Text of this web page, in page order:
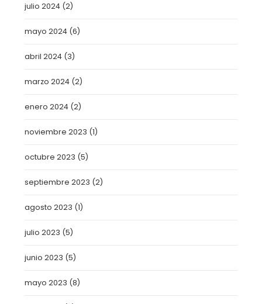
julio 2024 (2)
mayo 2024 (6)
abril 2024 (3)
marzo 2024 (2)
enero 2024 (2)
noviembre 2023 (1)
octubre 2023 (5)
septiembre 2023 (2)
agosto 2023 (1)
julio 2023 (5)
junio 2023 (5)
mayo 2023 (8)